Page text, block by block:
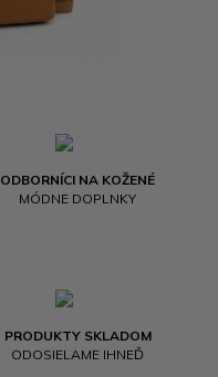
ODBORNÍCI NA KOŽENÉ
MÓDNE DOPLNKY
PRODUKTY SKLADOM
ODOSIELAME IHNEĎ